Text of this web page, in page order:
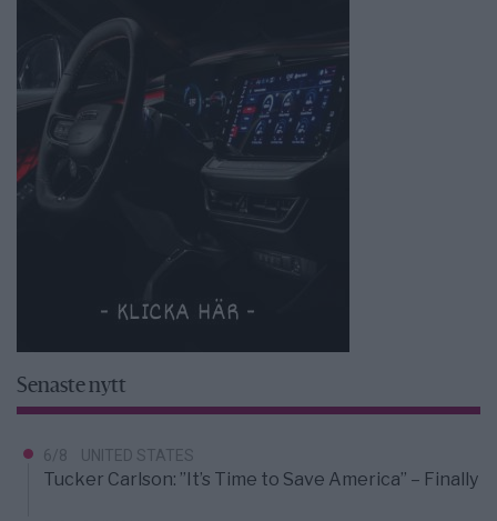
Senaste nytt
6/8 UNITED STATES
Tucker Carlson: ”It’s Time to Save America” – Finally